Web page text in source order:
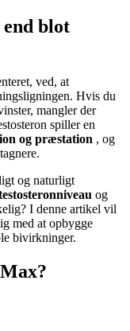
blot
ved, at
Hvis du
mangler der
spiller en
og præstation , og
og naturligt
og
I denne artikel vil
med at opbygge
bivirkninger.